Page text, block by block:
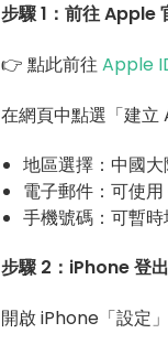
步驟 1：前往 Apple
👉 點此前往Apple
在網頁中點選「建立
地區選擇：中國大
電子郵件：可使
手機號碼：可暫時
步驟 2：iPhone 登
開啟 iPhone「設定